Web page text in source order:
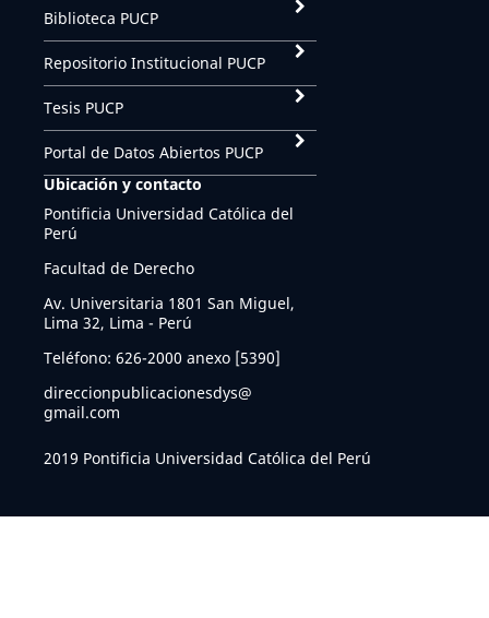
Biblioteca PUCP
Repositorio Institucional PUCP
Tesis PUCP
Portal de Datos Abiertos PUCP
Ubicación y contacto
Pontificia Universidad Católica del
Perú
Facultad de Derecho
Av. Universitaria 1801 San Miguel,
Lima 32, Lima - Perú
Teléfono: 626-2000 anexo [5390]
direccionpublicacionesdys@
gmail.com
2019 Pontificia Universidad Católica del Perú